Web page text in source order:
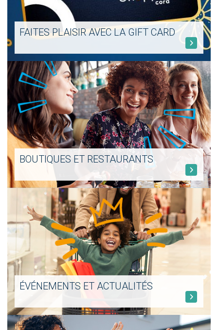
FAITES PLAISIR AVEC LA GIFT CARD
BOUTIQUES ET RESTAURANTS
ÉVÉNEMENTS ET ACTUALITÉS